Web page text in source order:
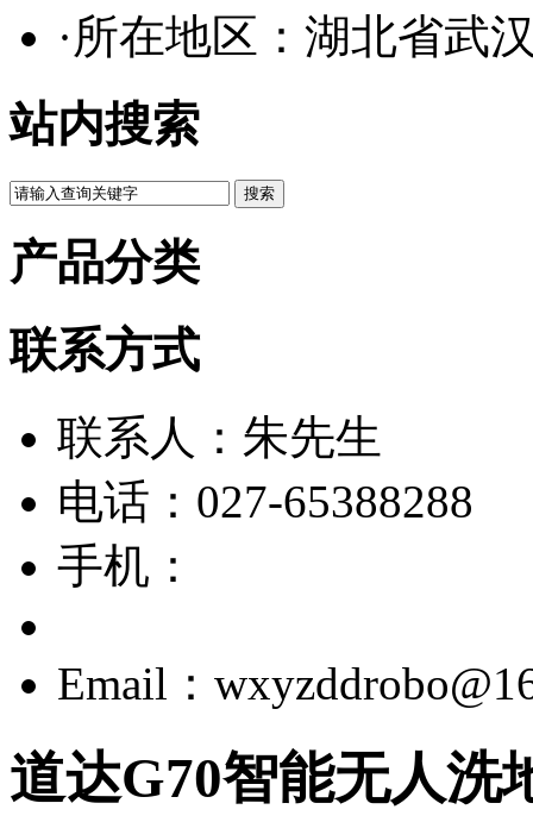
·所在地区：湖北省武
站内搜索
产品分类
联系方式
联系人：朱先生
电话：027-65388288
手机：
Email：
道达G70智能无人洗